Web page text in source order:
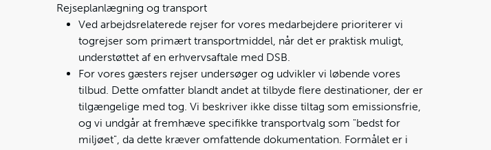
Rejseplanlægning og transport
Ved arbejdsrelaterede rejser for vores medarbejdere prioriterer vi
togrejser som primært transportmiddel, når det er praktisk muligt,
understøttet af en erhvervsaftale med DSB.
For vores gæsters rejser undersøger og udvikler vi løbende vores
tilbud. Dette omfatter blandt andet at tilbyde flere destinationer, der er
tilgængelige med tog. Vi beskriver ikke disse tiltag som emissionsfrie,
og vi undgår at fremhæve specifikke transportvalg som "bedst for
miljøet", da dette kræver omfattende dokumentation. Formålet er i